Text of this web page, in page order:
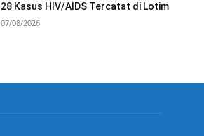
28 Kasus HIV/AIDS Tercatat di Lotim
07/08/2026